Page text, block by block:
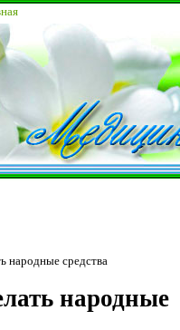
народные средства
народные